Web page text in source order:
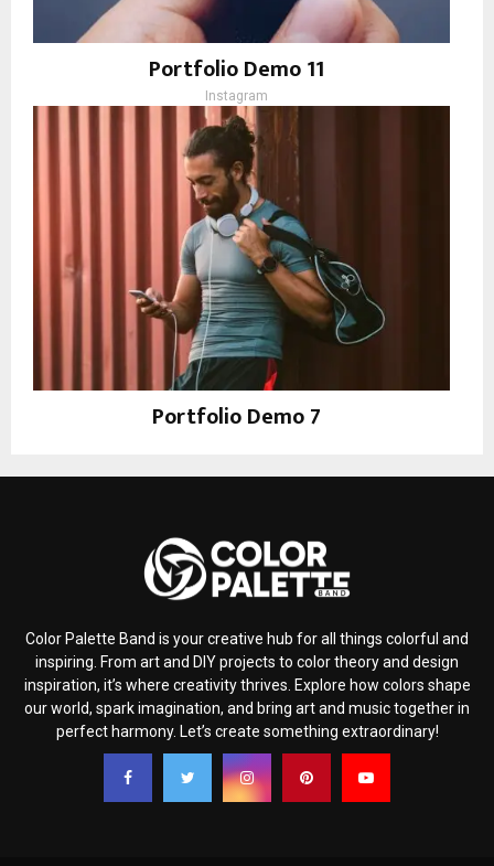
Portfolio Demo 11
Instagram
Portfolio Demo 7
Color Palette Band is your creative hub for all things colorful and
inspiring. From art and DIY projects to color theory and design
inspiration, it’s where creativity thrives. Explore how colors shape
our world, spark imagination, and bring art and music together in
perfect harmony. Let’s create something extraordinary!